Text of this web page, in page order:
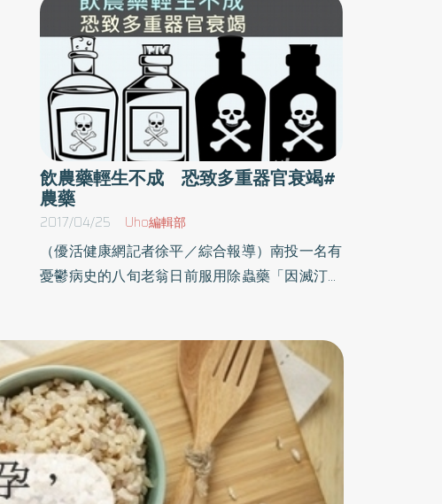
飲農藥輕生不成 恐致多重器官衰竭#
農藥
2017/04/25 Uho編輯部
（優活健康網記者徐平／綜合報導）南投一名有
憂鬱病史的八旬老翁日前服用除蟲藥「因滅汀」
毒，住院治療數日後康復出院。誤食會造成胃腸
道不適、胃糜爛南投醫院內科部主任莊宗芳指
出，因滅汀是一種用於蔬菜種植的廣效殺蟲劑，
作用機制乃透過增加昆蟲細胞膜氯離子滲透性而
達到殺蟲的效果。對人類或其他哺乳動物毒性不
大，但具強烈眼刺激性及中度皮膚刺激性應注意
防護措施。如誤食會造成胃腸道不適，胃糜爛和